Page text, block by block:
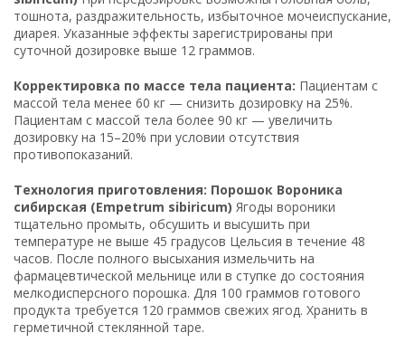
тошнота, раздражительность, избыточное мочеиспускание,
диарея. Указанные эффекты зарегистрированы при
суточной дозировке выше 12 граммов.
Корректировка по массе тела пациента: Пациентам с
массой тела менее 60 кг — снизить дозировку на 25%.
Пациентам с массой тела более 90 кг — увеличить
дозировку на 15–20% при условии отсутствия
противопоказаний.
Технология приготовления: Порошок Вороника
сибирская (Empetrum sibiricum) Ягоды вороники
тщательно промыть, обсушить и высушить при
температуре не выше 45 градусов Цельсия в течение 48
часов. После полного высыхания измельчить на
фармацевтической мельнице или в ступке до состояния
мелкодисперсного порошка. Для 100 граммов готового
продукта требуется 120 граммов свежих ягод. Хранить в
герметичной стеклянной таре.